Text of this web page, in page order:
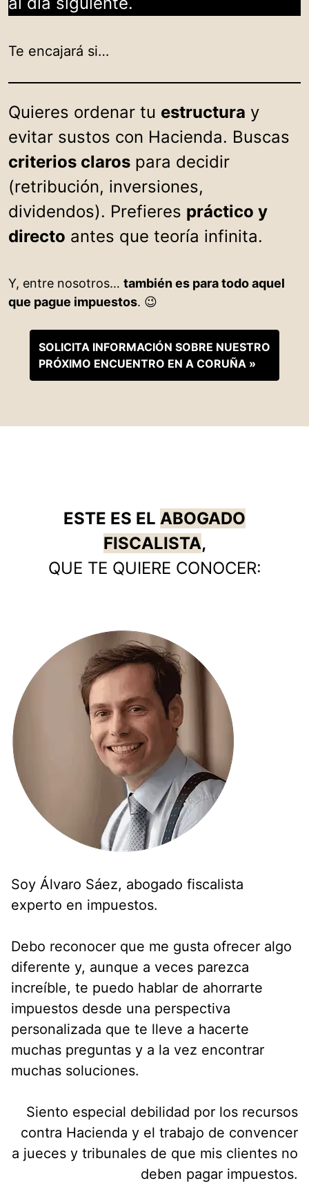
Te encajará si…
Quieres ordenar tu estructura y
evitar sustos con Hacienda. Buscas
criterios claros para decidir
(retribución, inversiones,
dividendos). Prefieres práctico y
directo antes que teoría infinita.
Y, entre nosotros… también es para todo aquel
que pague impuestos. 😉
SOLICITA INFORMACIÓN SOBRE NUESTRO
PRÓXIMO ENCUENTRO EN A CORUÑA »
ESTE ES EL ABOGADO
FISCALISTA,
QUE TE QUIERE CONOCER:
Soy Álvaro Sáez, abogado fiscalista
experto en impuestos.
Debo reconocer que me gusta ofrecer algo
diferente y, aunque a veces parezca
increíble, te puedo hablar de ahorrarte
impuestos desde una perspectiva
personalizada que te lleve a hacerte
muchas preguntas y a la vez encontrar
muchas soluciones.
Siento especial debilidad por los recursos
contra Hacienda y el trabajo de convencer
a jueces y tribunales de que mis clientes no
deben pagar impuestos.